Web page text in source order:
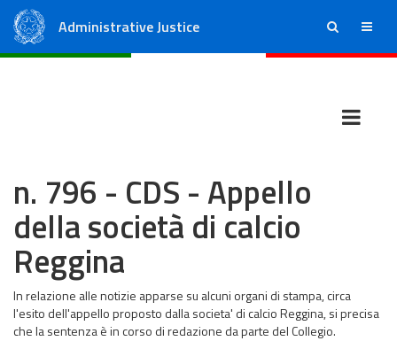
Administrative Justice ricerca menu
n. 796 - CDS - Appello
della società di calcio
Reggina
In relazione alle notizie apparse su alcuni organi di stampa, circa
l'esito dell'appello proposto dalla societa' di calcio Reggina, si precisa
che la sentenza è in corso di redazione da parte del Collegio.